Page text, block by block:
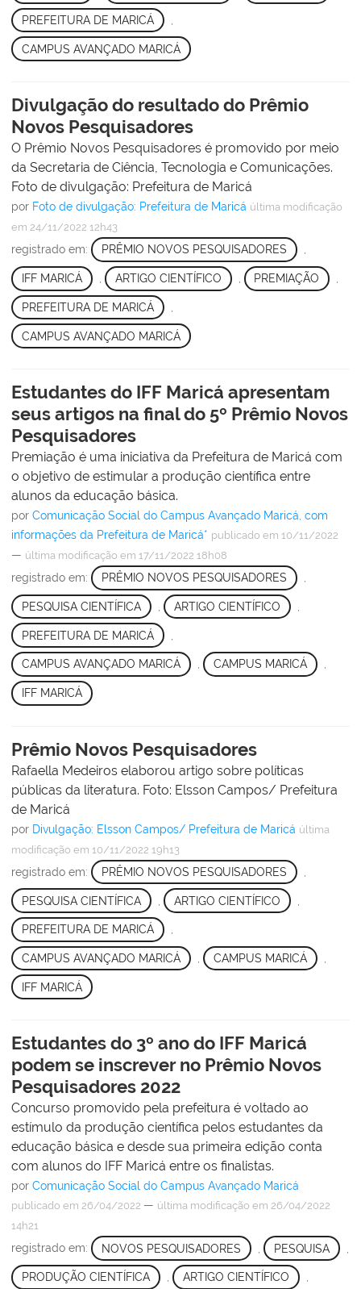
PREFEITURA DE MARICÁ
CAMPUS AVANÇADO MARICÁ
Divulgação do resultado do Prêmio
Novos Pesquisadores
O Prêmio Novos Pesquisadores é promovido por meio
da Secretaria de Ciência, Tecnologia e Comunicações.
Foto de divulgação: Prefeitura de Maricá
por Foto de divulgação: Prefeitura de Maricá última modificação
em 24/11/2022 12h43
registrado em: PRÊMIO NOVOS PESQUISADORES ,
IFF MARICÁ ARTIGO CIENTÍFICO PREMIAÇÃO
PREFEITURA DE MARICÁ
CAMPUS AVANÇADO MARICÁ
Estudantes do IFF Maricá apresentam
seus artigos na final do 5º Prêmio Novos
Pesquisadores
Premiação é uma iniciativa da Prefeitura de Maricá com
o objetivo de estimular a produção científica entre
alunos da educação básica.
por Comunicação Social do Campus Avançado Maricá, com
informações da Prefeitura de Maricá* publicado em 10/11/2022
— última modificação em 17/11/2022 18h08
registrado em: PRÊMIO NOVOS PESQUISADORES ,
PESQUISA CIENTÍFICA ARTIGO CIENTÍFICO
PREFEITURA DE MARICÁ
CAMPUS AVANÇADO MARICÁ , CAMPUS MARICÁ ,
IFF MARICÁ
Prêmio Novos Pesquisadores
Rafaella Medeiros elaborou artigo sobre políticas
públicas da literatura. Foto: Elsson Campos/ Prefeitura
de Maricá
por Divulgação: Elsson Campos/ Prefeitura de Maricá última
modificação em 10/11/2022 19h13
registrado em: PRÊMIO NOVOS PESQUISADORES
PESQUISA CIENTÍFICA ARTIGO CIENTÍFICO
PREFEITURA DE MARICÁ ,
CAMPUS AVANÇADO MARICÁ CAMPUS MARICÁ
IFF MARICÁ
Estudantes do 3º ano do IFF Maricá
podem se inscrever no Prêmio Novos
Pesquisadores 2022
Concurso promovido pela prefeitura é voltado ao
estímulo da produção científica pelos estudantes da
educação básica e desde sua primeira edição conta
com alunos do IFF Maricá entre os finalistas.
por Comunicação Social do Campus Avançado Maricá
publicado em 26/04/2022 — última modificação em 26/04/2022
14h21
registrado em: NOVOS PESQUISADORES PESQUISA
PRODUÇÃO CIENTÍFICA , ARTIGO CIENTÍFICO ,